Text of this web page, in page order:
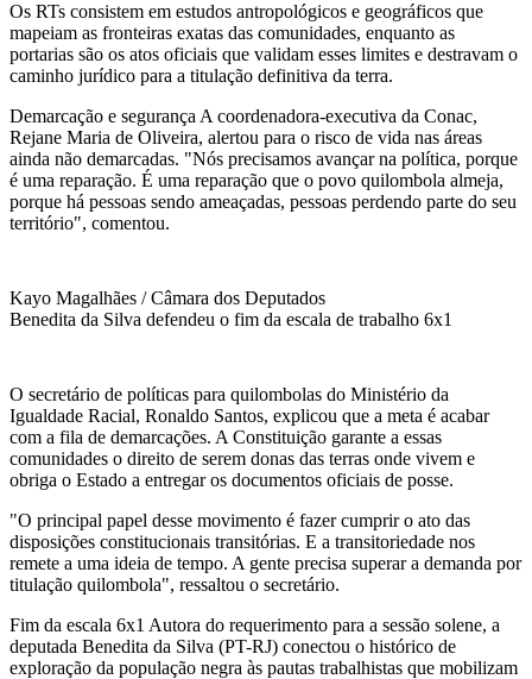
Os RTs consistem em estudos antropológicos e geográficos que
mapeiam as fronteiras exatas das comunidades, enquanto as
portarias são os atos oficiais que validam esses limites e destravam o
caminho jurídico para a titulação definitiva da terra.
Demarcação e segurança A coordenadora-executiva da Conac,
Rejane Maria de Oliveira, alertou para o risco de vida nas áreas
ainda não demarcadas. "Nós precisamos avançar na política, porque
é uma reparação. É uma reparação que o povo quilombola almeja,
porque há pessoas sendo ameaçadas, pessoas perdendo parte do seu
território", comentou.
Kayo Magalhães / Câmara dos Deputados
Benedita da Silva defendeu o fim da escala de trabalho 6x1
O secretário de políticas para quilombolas do Ministério da
Igualdade Racial, Ronaldo Santos, explicou que a meta é acabar
com a fila de demarcações. A Constituição garante a essas
comunidades o direito de serem donas das terras onde vivem e
obriga o Estado a entregar os documentos oficiais de posse.
"O principal papel desse movimento é fazer cumprir o ato das
disposições constitucionais transitórias. E a transitoriedade nos
remete a uma ideia de tempo. A gente precisa superar a demanda por
titulação quilombola", ressaltou o secretário.
Fim da escala 6x1 Autora do requerimento para a sessão solene, a
deputada Benedita da Silva (PT-RJ) conectou o histórico de
exploração da população negra às pautas trabalhistas que mobilizam